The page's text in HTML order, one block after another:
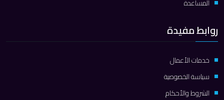
المساعدة
روابط مفيدة
خدمات الأعمال
سياسة الخصوصية
الشروط والأحكام